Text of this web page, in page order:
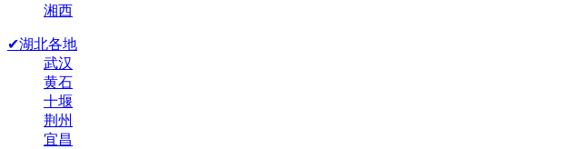
湘西
✔湖北各地
武汉
黄石
十堰
荆州
宜昌